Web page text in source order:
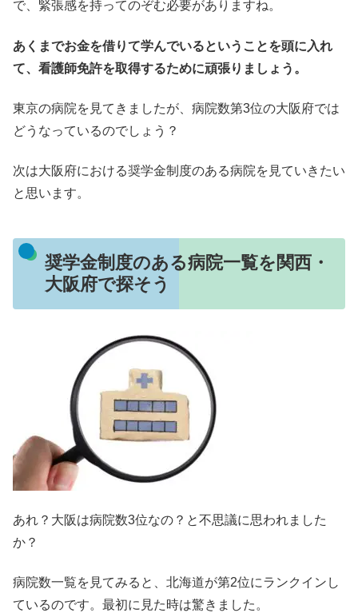
で、緊張感を持ってのぞむ必要がありますね。
あくまでお金を借りて学んでいるということを頭に入れ
て、看護師免許を取得するために頑張りましょう。
東京の病院を見てきましたが、病院数第3位の大阪府では
どうなっているのでしょう？
次は大阪府における奨学金制度のある病院を見ていきたい
と思います。
奨学金制度のある病院一覧を関西・
大阪府で探そう
あれ？大阪は病院数3位なの？と不思議に思われました
か？
病院数一覧を見てみると、北海道が第2位にランクインし
ているのです。最初に見た時は驚きました。